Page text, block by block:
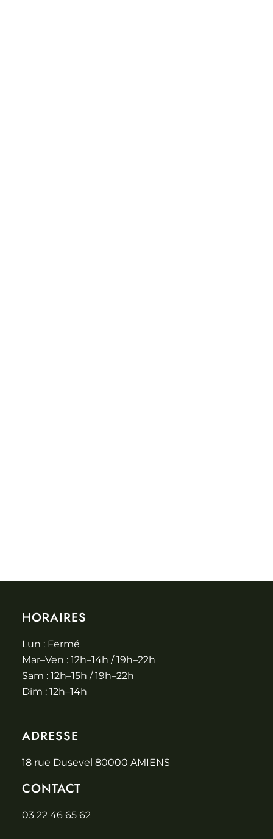
HORAIRES
Lun : Fermé
Mar–Ven : 12h–14h / 19h–22h
Sam : 12h–15h / 19h–22h
Dim : 12h–14h
ADRESSE
18 rue Dusevel 80000 AMIENS
CONTACT
03 22 46 65 62